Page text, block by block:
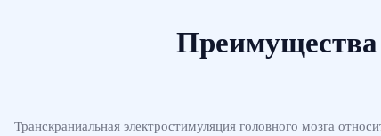
Преимущества
Транскраниальная электростимуляция головного мозга